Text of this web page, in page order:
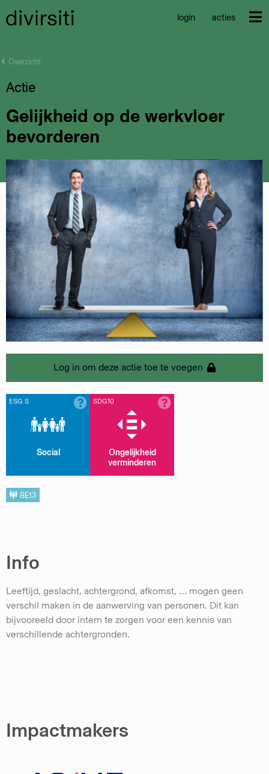
login acties
Overzicht
Actie
Gelijkheid op de werkvloer
bevorderen
ESG S
Social
SDG10
Ongelijkheid
verminderen
BE13
Log in om deze actie toe te voegen
Info
Leeftijd, geslacht, achtergrond, afkomst, … mogen geen
verschil maken in de aanwerving van personen. Dit kan
bijvooreeld door intern te zorgen voor een kennis van
verschillende achtergronden.
Impactmakers